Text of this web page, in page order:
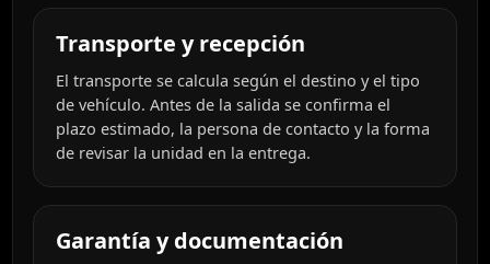
Transporte y recepción
El transporte se calcula según el destino y el tipo
de vehículo. Antes de la salida se confirma el
plazo estimado, la persona de contacto y la forma
de revisar la unidad en la entrega.
Garantía y documentación